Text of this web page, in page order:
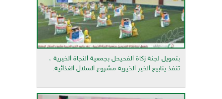
بتمويل لجنة زكاة الفحيحل بجمعية النجاة الخيرية ،
تنفذ ينابيع الخير الخيرية مشروع السلال الغذائية.